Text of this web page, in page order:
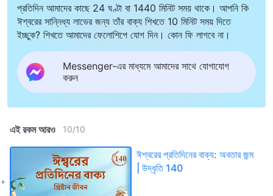
প্রতিদিন আমাদের কাছে 24 ঘণ্টা বা 1440 মিনিট সময় থাকে। আপনি কি
ঈশ্বরের সান্নিধ্য লাভের জন্য তাঁর বাক্য শিখতে 10 মিনিট সময় দিতে
ইচ্ছুক? শিখতে আমাদের ফেলোশিপে যোগ দিন। কোন ফি লাগবে না।
Messenger-এর মাধ্যমে আমাদের সাথে যোগাযোগ
করুন
এই রকম আরও 10/10
ঈশ্বরের প্রতিদিনের বাক্য: অবতার জন্ম
| উদ্ধৃতি 140